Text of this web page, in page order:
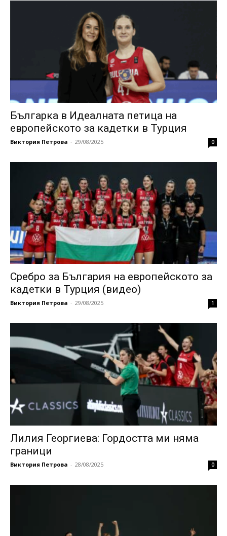
Българка в Идеалната петица на
европейското за кадетки в Турция
Виктория Петрова - 29/08/2025 0
Сребро за България на европейското за
кадетки в Турция (видео)
Виктория Петрова - 29/08/2025 1
Лилия Георгиева: Гордостта ми няма
граници
Виктория Петрова - 28/08/2025 0